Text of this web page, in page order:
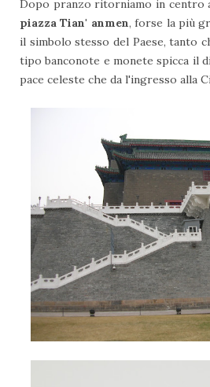
Dopo pranzo ritorniamo in centro
piazza Tian' anmen, forse la più
il simbolo stesso del Paese, tanto
tipo banconote e monete spicca il
pace celeste che da l'ingresso alla